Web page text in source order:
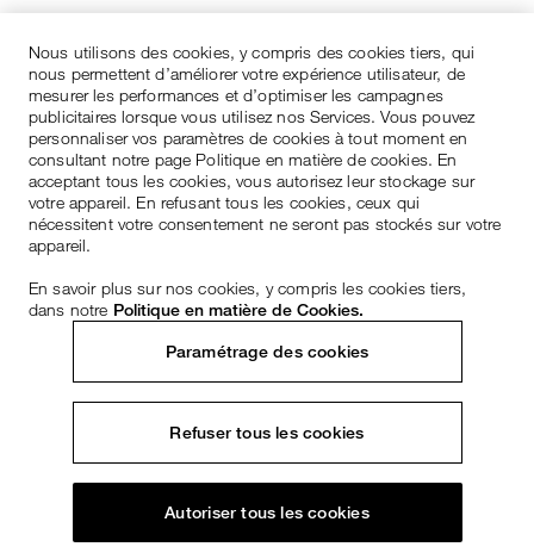
Nous utilisons des cookies, y compris des cookies tiers, qui
nous permettent d’améliorer votre expérience utilisateur, de
mesurer les performances et d’optimiser les campagnes
publicitaires lorsque vous utilisez nos Services. Vous pouvez
personnaliser vos paramètres de cookies à tout moment en
consultant notre page Politique en matière de cookies. En
acceptant tous les cookies, vous autorisez leur stockage sur
votre appareil. En refusant tous les cookies, ceux qui
nécessitent votre consentement ne seront pas stockés sur votre
appareil.
En savoir plus sur nos cookies, y compris les cookies tiers,
dans notre Politique en matière de Cookies.
Paramétrage des cookies
Refuser tous les cookies
Autoriser tous les cookies